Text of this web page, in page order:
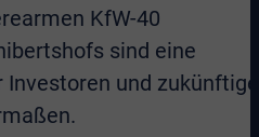
KfW-40
sind eine
und zukünftige